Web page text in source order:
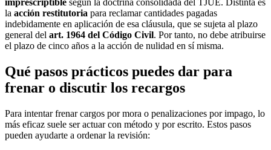
imprescriptible según la doctrina consolidada del TJUE. Distinta es
la acción restitutoria para reclamar cantidades pagadas
indebidamente en aplicación de esa cláusula, que se sujeta al plazo
general del art. 1964 del Código Civil. Por tanto, no debe atribuirse
el plazo de cinco años a la acción de nulidad en sí misma.
Qué pasos prácticos puedes dar para
frenar o discutir los recargos
Para intentar frenar cargos por mora o penalizaciones por impago, lo
más eficaz suele ser actuar con método y por escrito. Estos pasos
pueden ayudarte a ordenar la revisión: